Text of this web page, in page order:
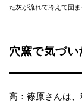
た灰が流れて冷えて固
穴窯で気づい
高：篠原さんは